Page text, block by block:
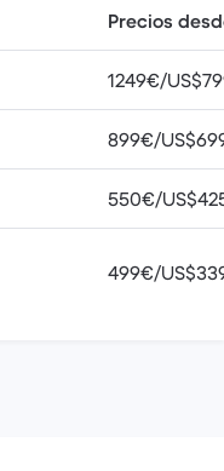
Precios
1249€/
899€/
550€/
499€/